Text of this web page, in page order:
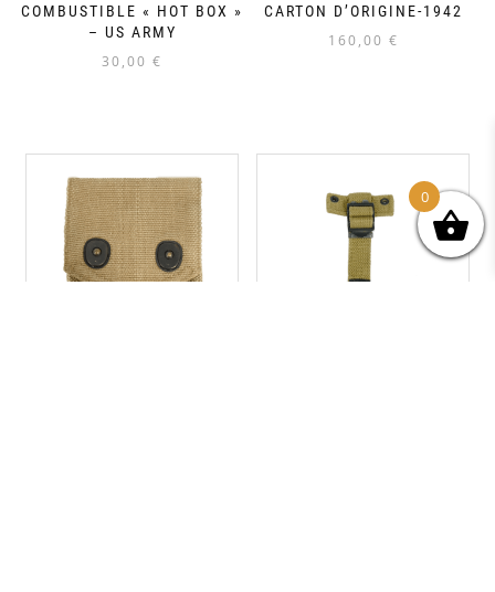
COMBUSTIBLE « HOT BOX »
– US ARMY
30,00 €
CARTON D’ORIGINE-1942
160,00 €
0